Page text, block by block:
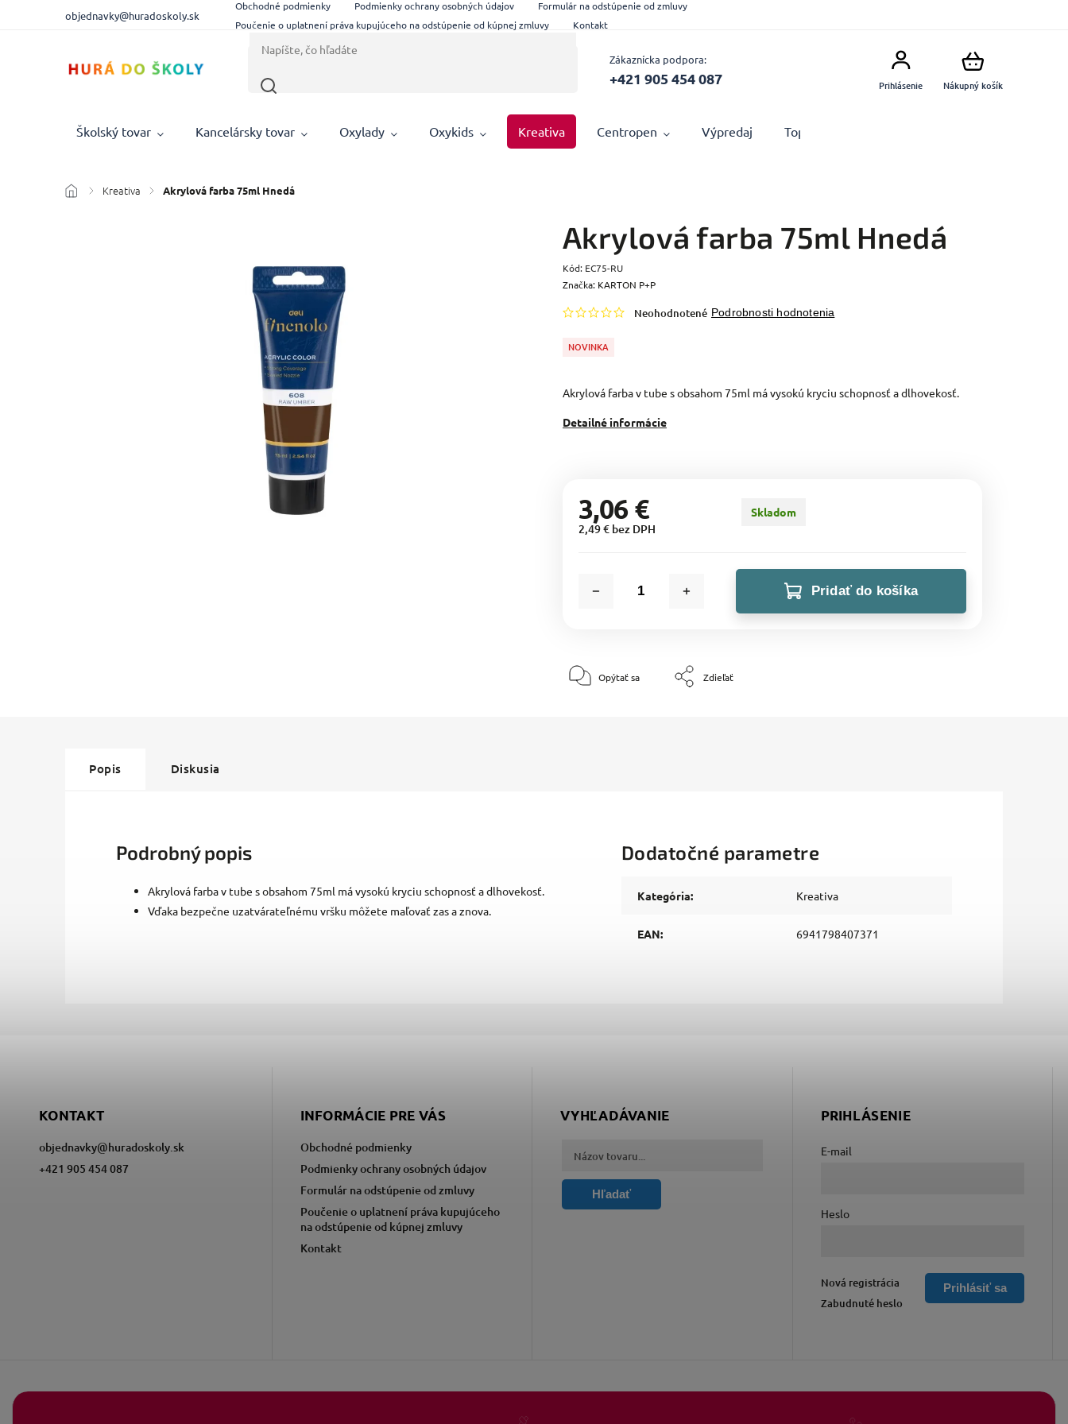
objednavky@huradoskoly.sk
Obchodné podmienky Podmienky ochrany osobných údajov
Formulár na odstúpenie od zmluvy
Poučenie o uplatnení práva kupujúceho na odstúpenie od kúpnej zmluvy
Kontakt
Zákaznícka podpora:
+421 905 454 087 Nákupný košík
Prihlásenie
Školský tovar Kancelársky tovar Oxylady Oxykids Kreativa Centropen Výpredaj Top produkty
/ Kreativa / Akrylová farba 75ml Hnedá
Akrylová farba 75ml Hnedá
Kód: EC75-RU
NOVINKA
Neohodnotené Podrobnosti hodnotenia
Akrylová farba v tube s obsahom 75ml má vysokú kryciu schopnosť a dlhovekosť.
Detailné informácie
Značka: KARTON P+P
3,06 €
2,49 € bez DPH
Skladom
Pridať do košíka
Opýtať sa Zdieľať
Popis Diskusia
Podrobný popis
Akrylová farba v tube s obsahom 75ml má vysokú kryciu schopnosť a dlhovekosť.
Vďaka bezpečne uzatvárateľnému vršku môžete maľovať zas a znova.
Dodatočné parametre
Kategória: Kreativa
EAN: 6941798407371
KONTAKT
objednavky@huradoskoly.sk
+421 905 454 087
INFORMÁCIE PRE VÁS
Obchodné podmienky
Podmienky ochrany osobných údajov
Formulár na odstúpenie od zmluvy
Poučenie o uplatnení práva kupujúceho
na odstúpenie od kúpnej zmluvy
Kontakt
VYHĽADÁVANIE
Hľadať
PRIHLÁSENIE
E-mail
Heslo
Prihlásiť sa
Nová registrácia
Zabudnuté heslo